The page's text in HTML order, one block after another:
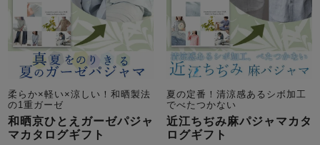
柔らか×軽い×涼しい！和晒製法
の1重ガーゼ
和晒京ひとえガーゼパジャ
マカタログギフト
夏の定番！清涼感あるシボ加工
でべたつかない
近江ちぢみ麻パジャマカタ
ログギフト